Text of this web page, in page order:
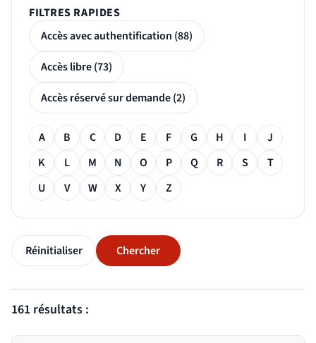
FILTRES RAPIDES
Accès avec authentification (88)
Accès libre (73)
Accès réservé sur demande (2)
Filtre alphabétique
A B C D E F G H I
J
K
L M N O P Q R S
T
U
V W X Y Z
Réinitialiser Chercher
des résultats de recherche
161 résultats :